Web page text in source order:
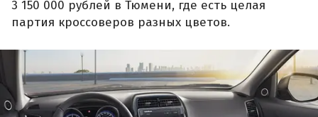
3 150 000 рублей в Тюмени, где есть целая
партия кроссоверов разных цветов.